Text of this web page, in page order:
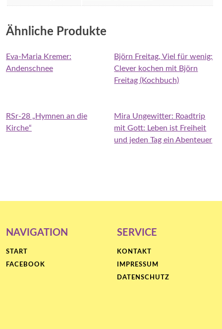
Ähnliche Produkte
Eva-Maria Kremer:
Andenschnee
Björn Freitag, Viel für wenig:
Clever kochen mit Björn
Freitag (Kochbuch)
RSr-28 „Hymnen an die
Kirche“
Mira Ungewitter: Roadtrip
mit Gott: Leben ist Freiheit
und jeden Tag ein Abenteuer
NAVIGATION
START
FACEBOOK
SERVICE
KONTAKT
IMPRESSUM
DATENSCHUTZ